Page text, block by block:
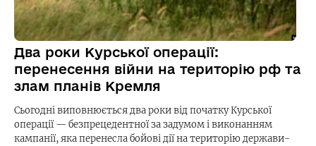
Два роки Курської операції:
перенесення війни на територію рф та
злам планів Кремля
Сьогодні виповнюється два роки від початку Курської
операції — безпрецедентної за задумом і виконанням
кампанії, яка перенесла бойові дії на територію держави-